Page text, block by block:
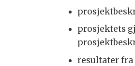
prosjektets
resultater